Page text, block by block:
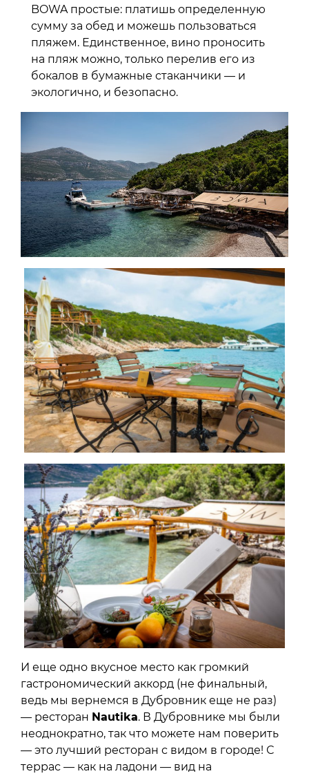
BOWA простые: платишь определенную
сумму за обед и можешь пользоваться
пляжем. Единственное, вино проносить
на пляж можно, только перелив его из
бокалов в бумажные стаканчики — и
экологично, и безопасно.
И еще одно вкусное место как громкий
гастрономический аккорд (не финальный,
ведь мы вернемся в Дубровник еще не раз)
— ресторан Nautika. В Дубровнике мы были
неоднократно, так что можете нам поверить
— это лучший ресторан с видом в городе! С
террас — как на ладони — вид на